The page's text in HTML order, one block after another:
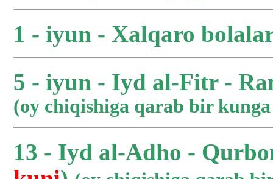
1 - iyun - Xalqaro
5 - iyun - Iyd al-Fitr -
(oy chiqishiga qarab bir
13 - Iyd al-Adho -